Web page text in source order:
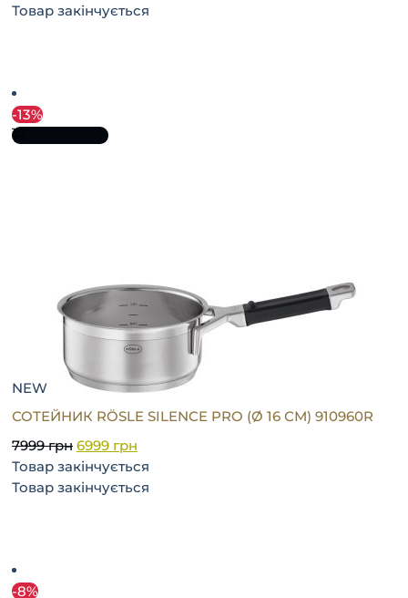
Товар закінчується
-13%
До кошика
NEW
СОТЕЙНИК RÖSLE SILENCE PRO (Ø 16 СМ) 910960R
7999грн 6999 грн
Товар закінчується
Товар закінчується
-8%